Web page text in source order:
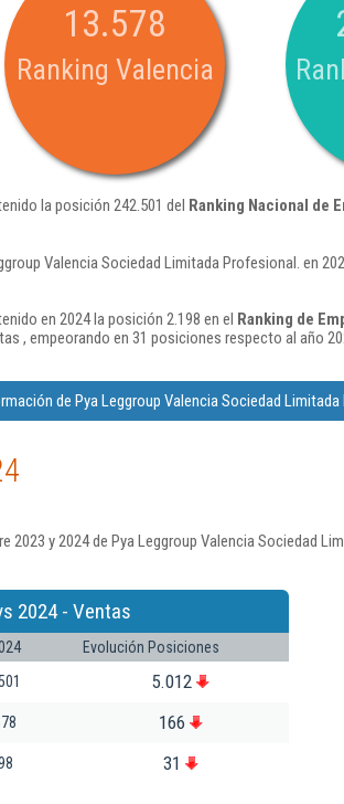
13.578
Ranking Valencia
la posición 242.501 del Ranking Nacional de
Valencia Sociedad Limitada Profesional. en
en 2024 la posición 2.198 en el Ranking de
, empeorando en 31 posiciones respecto al año
de Pya Leggroup Valencia Sociedad
y 2024 de Pya Leggroup Valencia Sociedad
2024 - Ventas
Evolución Posiciones
5.012
166
31